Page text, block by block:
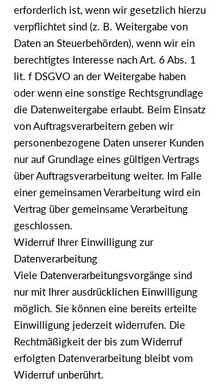
erforderlich ist, wenn wir gesetzlich hierzu
verpflichtet sind (z. B. Weitergabe von
Daten an Steuerbehörden), wenn wir ein
berechtigtes Interesse nach Art. 6 Abs. 1
lit. f DSGVO an der Weitergabe haben
oder wenn eine sonstige Rechtsgrundlage
die Datenweitergabe erlaubt. Beim Einsatz
von Auftragsverarbeitern geben wir
personenbezogene Daten unserer Kunden
nur auf Grundlage eines gültigen Vertrags
über Auftragsverarbeitung weiter. Im Falle
einer gemeinsamen Verarbeitung wird ein
Vertrag über gemeinsame Verarbeitung
geschlossen.
Widerruf Ihrer Einwilligung zur
Datenverarbeitung
Viele Datenverarbeitungsvorgänge sind
nur mit Ihrer ausdrücklichen Einwilligung
möglich. Sie können eine bereits erteilte
Einwilligung jederzeit widerrufen. Die
Rechtmäßigkeit der bis zum Widerruf
erfolgten Datenverarbeitung bleibt vom
Widerruf unberührt.